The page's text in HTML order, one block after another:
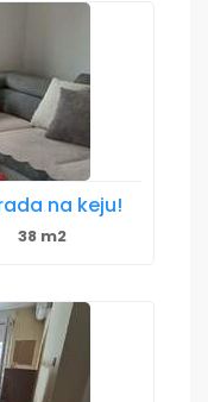
na keju!
38 m2